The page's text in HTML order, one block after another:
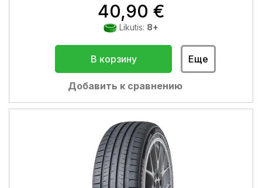
40,90 €
Likutis: 8+
В корзину Еще
Добавить к сравнению